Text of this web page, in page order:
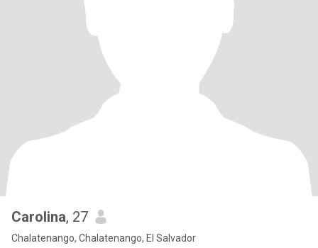
Carolina, 27
Chalatenango, Chalatenango, El Salvador